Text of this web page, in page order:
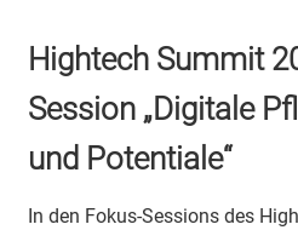
Hightech Summit
Session „Digitale
und Potentiale“
In den Fokus-Sessions des